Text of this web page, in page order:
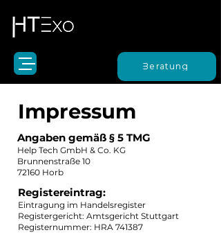
Beratung
Impressum
Angaben gemäß § 5 TMG
Help Tech GmbH & Co. KG
Brunnenstraße 10
72160 Horb
Registereintrag:
Eintragung im Handelsregister
Registergericht: Amtsgericht Stuttgart
Registernummer: HRA 741387